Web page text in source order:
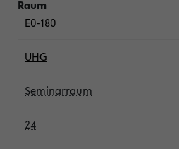
E0-180
UHG
Seminarraum
24